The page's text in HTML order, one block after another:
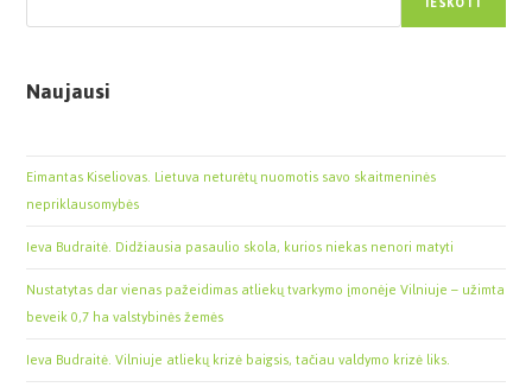
Naujausi
Eimantas Kiseliovas. Lietuva neturėtų nuomotis savo skaitmeninės
nepriklausomybės
Ieva Budraitė. Didžiausia pasaulio skola, kurios niekas nenori matyti
Nustatytas dar vienas pažeidimas atliekų tvarkymo įmonėje Vilniuje – užimta
beveik 0,7 ha valstybinės žemės
Ieva Budraitė. Vilniuje atliekų krizė baigsis, tačiau valdymo krizė liks.